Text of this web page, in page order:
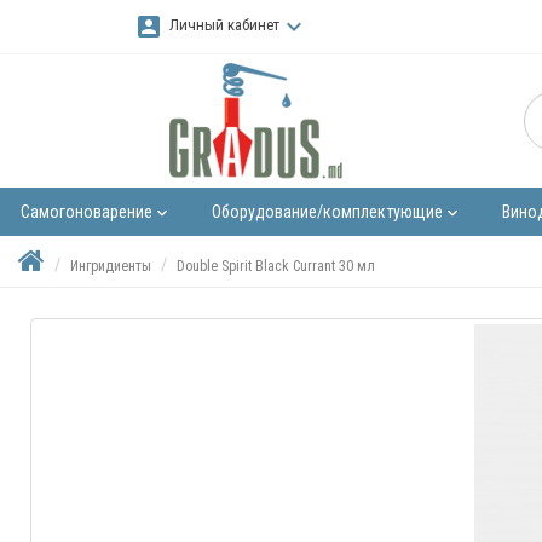
account_box Личный кабинетkeyboard_arrow_down
Самогоноварение keyboard_arrow_down Оборудование/комплектующие keyboard_arrow_down
Ингридиенты Double Spirit Black Currant 30 мл